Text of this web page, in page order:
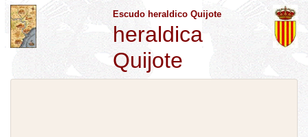
Escudo heraldico Quijote
heraldica
Quijote